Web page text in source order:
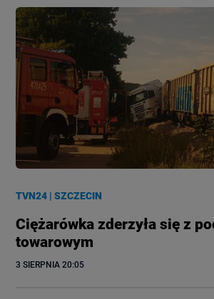
TVN24 |SZCZECIN
Ciężarówka zderzyła się z
towarowym
3 SIERPNIA 20:05